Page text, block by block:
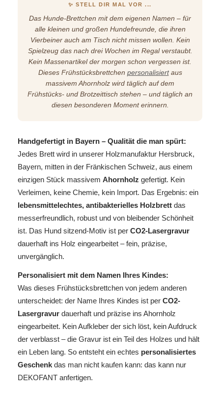
✨ STELL DIR MAL VOR ...
Das Hunde-Brettchen mit dem eigenen Namen – für
alle kleinen und großen Hundefreunde, die ihren
Vierbeiner auch am Tisch nicht missen wollen. Kein
Spielzeug das nach drei Wochen im Regal verstaubt.
Kein Massenartikel der morgen schon vergessen ist.
Dieses Frühstücksbrettchen personalisiertaus
massivem Ahornholz wird täglich auf dem
Frühstücks- und Brotzeittisch stehen – und täglich an
diesen besonderen Moment erinnern.
Handgefertigt in Bayern – Qualität die man spürt:
Jedes Brett wird in unserer Holzmanufaktur Hersbruck,
Bayern, mitten in der Fränkischen Schweiz, aus einem
einzigen Stück massivem Ahornholz gefertigt. Kein
Verleimen, keine Chemie, kein Import. Das Ergebnis: ein
lebensmittelechtes, antibakterielles Holzbrett das
messerfreundlich, robust und von bleibender Schönheit
ist. Das Hund sitzend-Motiv ist per CO2-Lasergravur
dauerhaft ins Holz eingearbeitet – fein, präzise,
unvergänglich.
Personalisiert mit dem Namen Ihres Kindes:
Was dieses Frühstücksbrettchen von jedem anderen
unterscheidet: der Name Ihres Kindes ist per CO2-
Lasergravur dauerhaft und präzise ins Ahornholz
eingearbeitet. Kein Aufkleber der sich löst, kein Aufdruck
der verblasst – die Gravur ist ein Teil des Holzes und hält
ein Leben lang. So entsteht ein echtes personalisiertes
Geschenk das man nicht kaufen kann: das kann nur
DEKOFANT anfertigen.